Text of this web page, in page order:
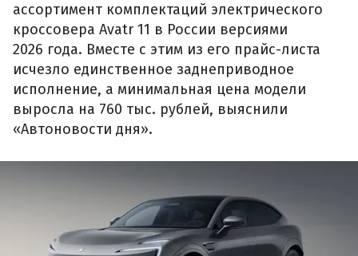
ассортимент комплектаций электрического
кроссовера Avatr 11 в России версиями
2026 года. Вместе с этим из его прайс-листа
исчезло единственное заднеприводное
исполнение, а минимальная цена модели
выросла на 760 тыс. рублей, выяснили
«Автоновости дня».